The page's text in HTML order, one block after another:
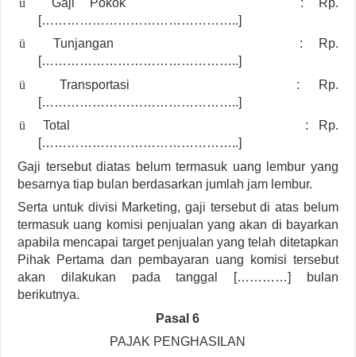
[………………………………………..]
ü
Tunjangan : Rp.
[………………………………………..]
ü
Transportasi : Rp.
[………………………………………..]
ü
Total : Rp.
[………………………………………..]
Gaji tersebut diatas belum termasuk uang lembur yang
besarnya tiap bulan berdasarkan jumlah jam lembur.
Serta untuk divisi Marketing, gaji tersebut di atas belum
termasuk uang komisi penjualan yang akan di bayarkan
apabila mencapai target penjualan yang telah ditetapkan
Pihak Pertama dan pembayaran uang komisi tersebut
akan dilakukan pada tanggal […………] bulan
berikutnya.
Pasal 6
PAJAK PENGHASILAN